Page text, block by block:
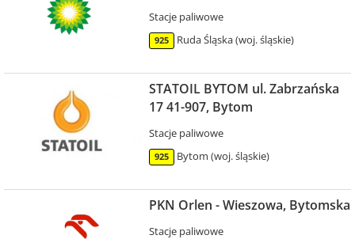
Stacje paliwowe
925 Ruda Śląska (woj. śląskie)
STATOIL BYTOM ul. Zabrzańska
17 41-907, Bytom
Stacje paliwowe
925 Bytom (woj. śląskie)
PKN Orlen - Wieszowa, Bytomska
Stacje paliwowe